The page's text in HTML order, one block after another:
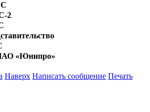
2
«Юнипро»
Наверх Написать сообщение Печать